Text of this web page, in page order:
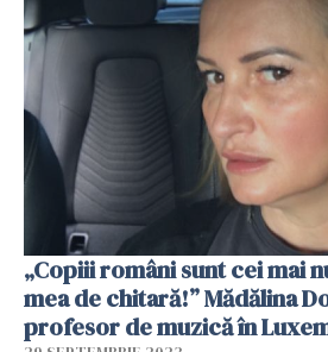
„Copiii români sunt cei mai
mea de chitară!” Mădălina
profesor de muzică în